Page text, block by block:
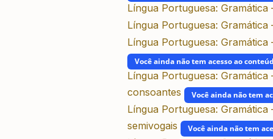
Língua Portuguesa:
Língua Portuguesa:
Língua Portuguesa:
Você ainda não tem acesso ao
Língua Portuguesa:
consoantes
Você ainda não tem
Língua Portuguesa:
semivogais
Você ainda não tem